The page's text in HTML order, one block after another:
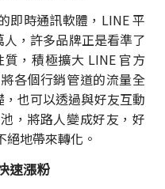
即時通訊軟體，LINE 平
，許多品牌正是看準了
，積極擴大 LINE 官方
各個行銷管道的流量全
也可以透過與好友互動
，將路人變成好友，好
地帶來轉化。
速漲粉